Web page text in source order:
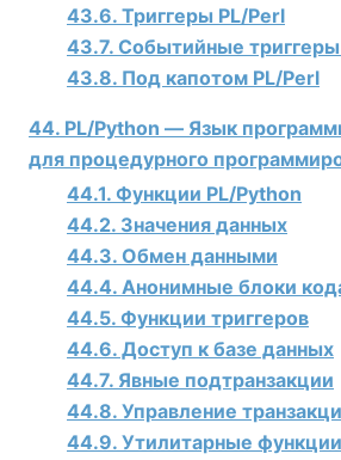
43.6. Триггеры PL/Perl
43.7. Событийные
43.8. Под капотом PL/Perl
44. PL/Python — Язык
для процедурного
44.1. Функции PL/Python
44.2. Значения данных
44.3. Обмен данными
44.4. Анонимные блоки
44.5. Функции триггеров
44.6. Доступ к базе данных
44.7. Явные подтранзакции
44.8. Управление
44.9. Утилитарные функции